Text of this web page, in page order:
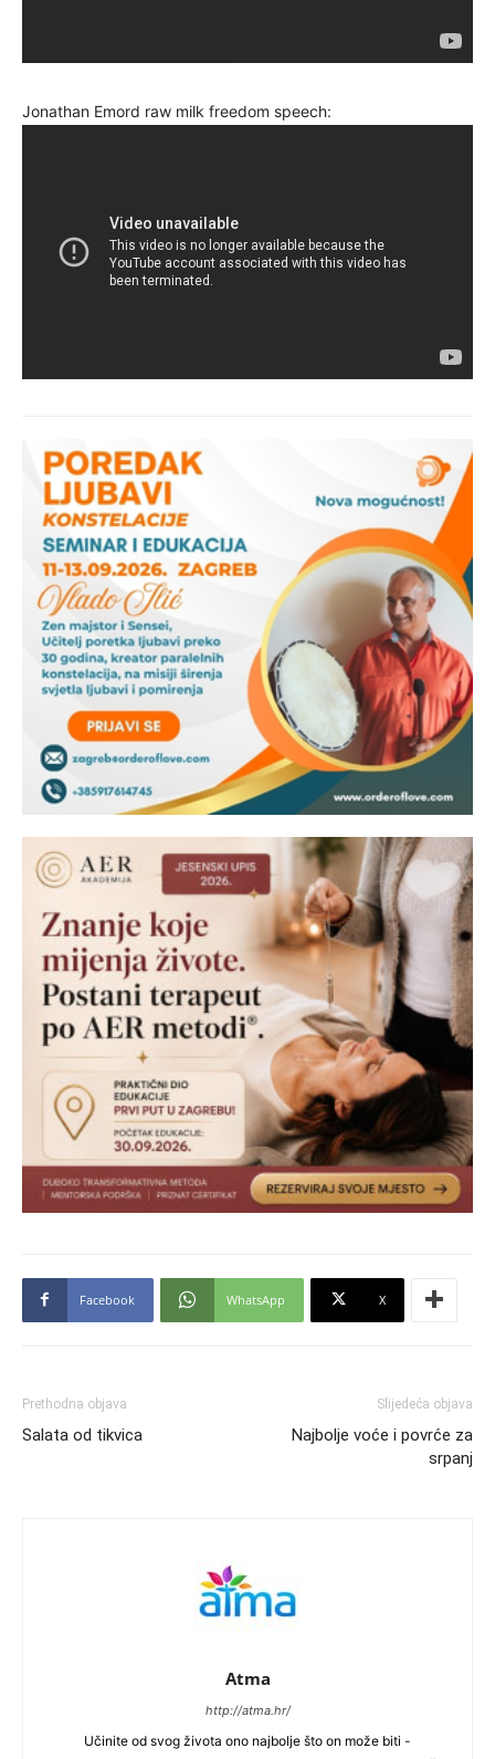
Jonathan Emord raw milk freedom speech:
Facebook WhatsApp X
Prethodna objava
Salata od tikvica
Slijedeća objava
Najbolje voće i povrće za
srpanj
Atma
http://atma.hr/
Učinite od svog života ono najbolje što on može biti -